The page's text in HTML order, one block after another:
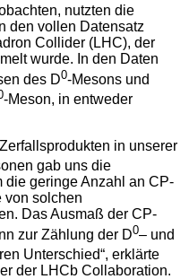
nutzten die
den vollen Datensatz
Collider (LHC), der
wurde. In den Daten
des D0-Mesons und
-Meson, in entweder
in unserer
gab uns die
die geringe Anzahl an CP-
von solchen
Das Ausmaß der CP-
zur Zählung der D0– und
Unterschied“, erklärte
der LHCb Collaboration.